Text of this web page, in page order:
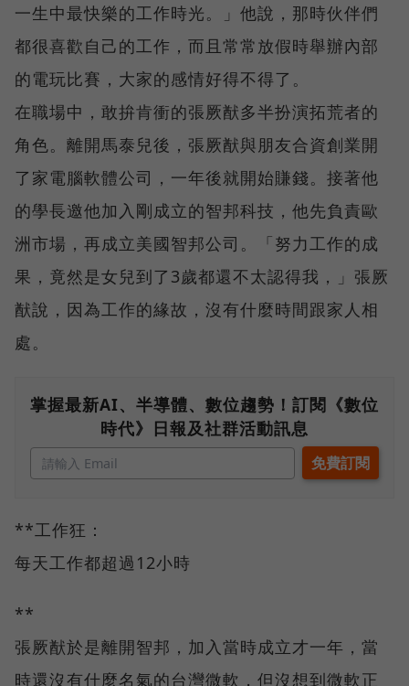
一生中最快樂的工作時光。」他說，那時伙伴們
都很喜歡自己的工作，而且常常放假時舉辦內部
的電玩比賽，大家的感情好得不得了。
在職場中，敢拚肯衝的張厥猷多半扮演拓荒者的
角色。離開馬泰兒後，張厥猷與朋友合資創業開
了家電腦軟體公司，一年後就開始賺錢。接著他
的學長邀他加入剛成立的智邦科技，他先負責歐
洲市場，再成立美國智邦公司。「努力工作的成
果，竟然是女兒到了3歲都還不太認得我，」張厥
猷說，因為工作的緣故，沒有什麼時間跟家人相
處。
掌握最新AI、半導體、數位趨勢！訂閱《數位
時代》日報及社群活動訊息
**工作狂：
每天工作都超過12小時
**
張厥猷於是離開智邦，加入當時成立才一年，當
時還沒有什麼名氣的台灣微軟，但沒想到微軟正